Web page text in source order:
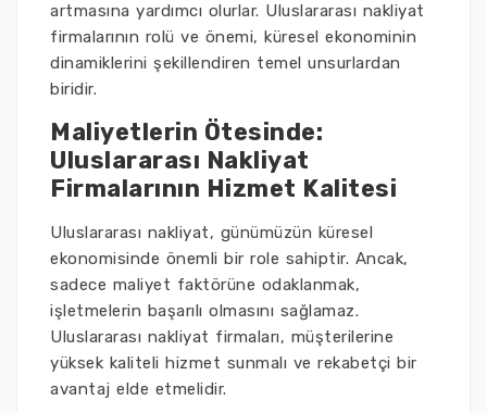
artmasına yardımcı olurlar. Uluslararası nakliyat
firmalarının rolü ve önemi, küresel ekonominin
dinamiklerini şekillendiren temel unsurlardan
biridir.
Maliyetlerin Ötesinde:
Uluslararası Nakliyat
Firmalarının Hizmet Kalitesi
Uluslararası nakliyat, günümüzün küresel
ekonomisinde önemli bir role sahiptir. Ancak,
sadece maliyet faktörüne odaklanmak,
işletmelerin başarılı olmasını sağlamaz.
Uluslararası nakliyat firmaları, müşterilerine
yüksek kaliteli hizmet sunmalı ve rekabetçi bir
avantaj elde etmelidir.